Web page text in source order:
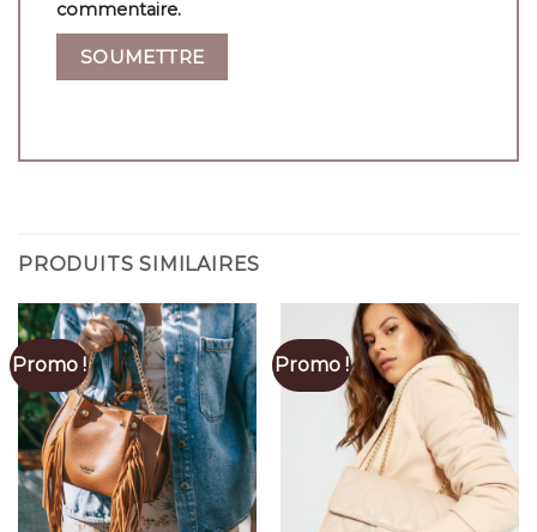
commentaire.
PRODUITS SIMILAIRES
Promo ! Promo !